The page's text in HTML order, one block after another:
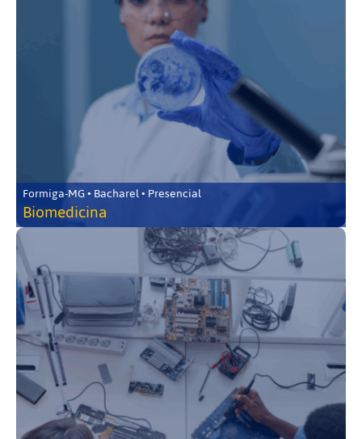
Formiga-MG • Bacharel • Presencial
Biomedicina